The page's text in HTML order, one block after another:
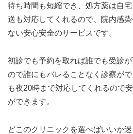
待ち時間も短縮でき、処方薬は自
送も対応してくれるので、院内感
ない安心安全のサービスです。
初診でも予約を取れば誰でも受診
ので誰にもバレることなく診察が
も夜20時まで対応してくれるので
ができます。
どこのクリニックを選べばいいか